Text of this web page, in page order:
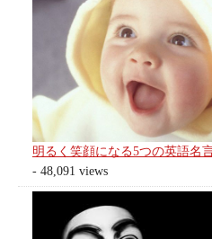
明るく笑顔になる5つの英語名
- 48,091 views